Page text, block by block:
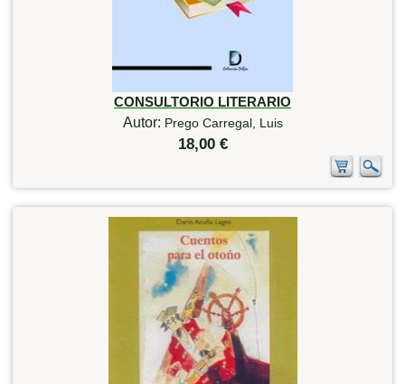
CONSULTORIO LITERARIO
Autor: Prego Carregal, Luis
18,00 €